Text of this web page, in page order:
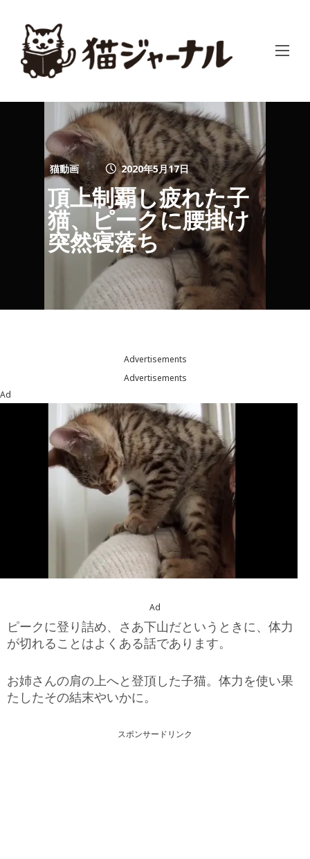
猫動画 2020年5月17日
頂上制覇し疲れた子
猫、ピークに腰掛け
突然寝落ち
Advertisements
Advertisements
Ad
Ad
ピークに登り詰め、さあ下山だというときに、体力
が切れることはよくある話であります。
お姉さんの肩の上へと登頂した子猫。体力を使い果
たしたその結末やいかに。
スポンサードリンク